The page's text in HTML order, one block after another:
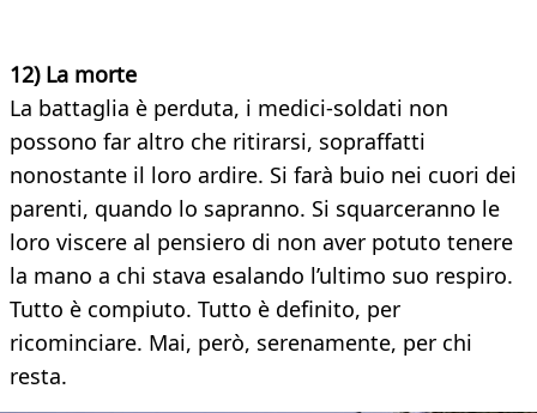
12) La morte
La battaglia è perduta, i medici-soldati non
possono far altro che ritirarsi, sopraffatti
nonostante il loro ardire. Si farà buio nei cuori dei
parenti, quando lo sapranno. Si squarceranno le
loro viscere al pensiero di non aver potuto tenere
la mano a chi stava esalando l’ultimo suo respiro.
Tutto è compiuto. Tutto è definito, per
ricominciare. Mai, però, serenamente, per chi
resta.